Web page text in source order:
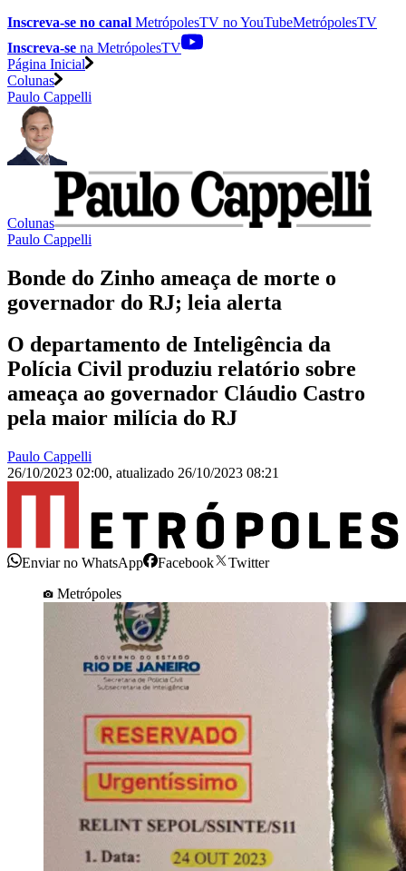
Inscreva-se no canal MetrópolesTV noYouTubeMetrópolesTV
Inscreva-se na MetrópolesTV
Página Inicial
Colunas
Paulo Cappelli
Colunas
Paulo Cappelli
Bonde do Zinho ameaça de morte o
governador do RJ; leia alerta
O departamento de Inteligência da
Polícia Civil produziu relatório sobre
ameaça ao governador Cláudio Castro
pela maior milícia do RJ
Paulo Cappelli
26/10/2023 02:00, atualizado 26/10/2023 08:21
Enviar no WhatsApp Facebook
Twitter
Metrópoles